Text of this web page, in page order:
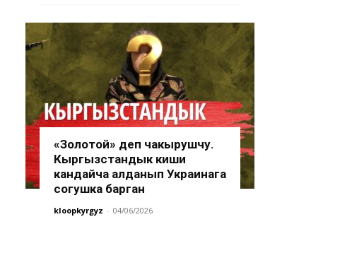
«Золотой» деп чакырушчу.
Кыргызстандык киши
кандайча алданып Украинага
согушка барган
kloopkyrgyz - 04/06/2026